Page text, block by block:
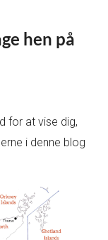
hen på
for at vise dig,
i denne blog